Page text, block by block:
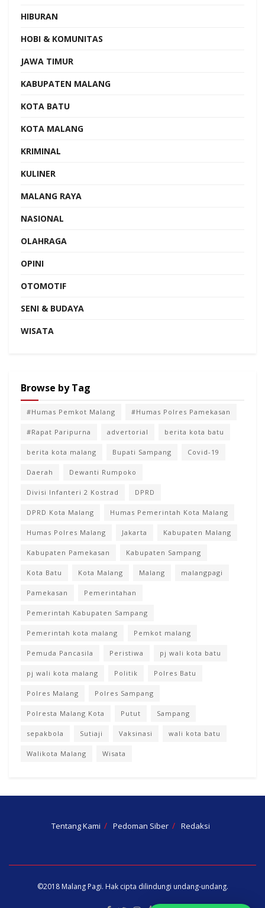
HIBURAN
HOBI & KOMUNITAS
JAWA TIMUR
KABUPATEN MALANG
KOTA BATU
KOTA MALANG
KRIMINAL
KULINER
MALANG RAYA
NASIONAL
OLAHRAGA
OPINI
OTOMOTIF
SENI & BUDAYA
WISATA
Browse by Tag
#Humas Pemkot Malang #Humas Polres Pamekasan
#Rapat Paripurna advertorial berita kota batu
berita kota malang Bupati Sampang Covid-19
Daerah Dewanti Rumpoko
Divisi Infanteri 2 Kostrad DPRD
DPRD Kota Malang Humas Pemerintah Kota Malang
Humas Polres Malang Jakarta Kabupaten Malang
Kabupaten Pamekasan Kabupaten Sampang
Kota Batu Kota Malang Malang malangpagi
Pamekasan Pemerintahan
Pemerintah Kabupaten Sampang
Pemerintah kota malang Pemkot malang
Pemuda Pancasila Peristiwa pj wali kota batu
pj wali kota malang Politik Polres Batu
Polres Malang Polres Sampang
Polresta Malang Kota Putut Sampang
sepakbola Sutiaji Vaksinasi wali kota batu
Walikota Malang Wisata
Tentang Kami Pedoman Siber Redaksi
©2018 Malang Pagi. Hak cipta dilindungi undang-undang.